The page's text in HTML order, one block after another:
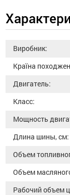
Виробник:
Країна
Двигатель:
Класс:
Мощность
Длина шины, см:
Объем
Объем
Рабочий объем